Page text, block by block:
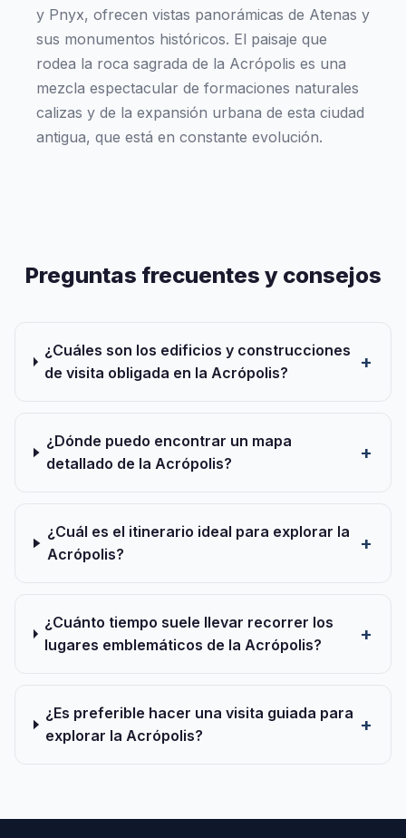
y Pnyx, ofrecen vistas panorámicas de Atenas y
sus monumentos históricos. El paisaje que
rodea la roca sagrada de la Acrópolis es una
mezcla espectacular de formaciones naturales
calizas y de la expansión urbana de esta ciudad
antigua, que está en constante evolución.
Preguntas frecuentes y consejos
¿Cuáles son los edificios y construcciones
de visita obligada en la Acrópolis?
¿Dónde puedo encontrar un mapa
detallado de la Acrópolis?
¿Cuál es el itinerario ideal para explorar la
Acrópolis?
¿Cuánto tiempo suele llevar recorrer los
lugares emblemáticos de la Acrópolis?
¿Es preferible hacer una visita guiada para
explorar la Acrópolis?